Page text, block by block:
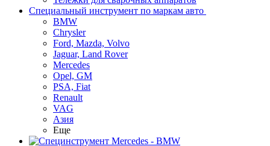
Специальный инструмент по маркам авто
BMW
Chrysler
Ford, Mazda, Volvo
Jaguar, Land Rover
Mercedes
Opel, GM
PSA, Fiat
Renault
VAG
Азия
Еще